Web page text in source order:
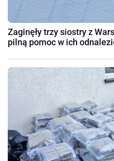
Zaginęły trzy siostry z
pilną pomoc w ich